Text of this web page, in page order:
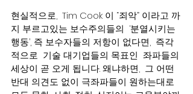
현실적으로,  Tim Cook 이 “죄악” 이라고 까
지 부르고있는 보수주의들의  ‘분열시키는
행동’, 즉 보수자들의 저항이 없다면,  즉각
적으로  기술 대기업들의 목표인  좌파들의
세상이 곧 오게 됩니다. 왜냐하면,  그 어떤
반대 의견도 없이 극좌파들이 원하는대로